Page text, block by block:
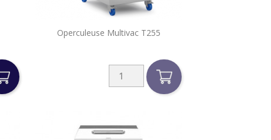
Operculeuse Multivac T255
Aperçu rapide